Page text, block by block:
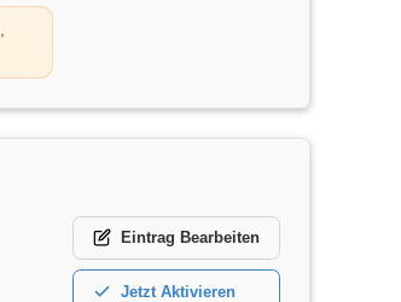
Eintrag Bearbeiten
Jetzt Aktivieren